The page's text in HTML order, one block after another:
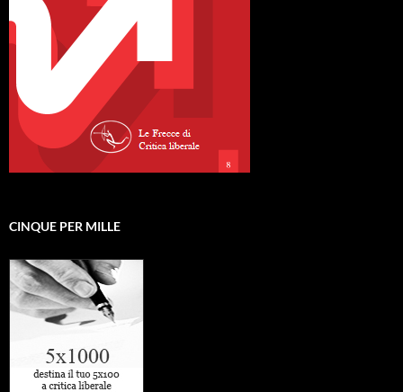
CINQUE PER MILLE